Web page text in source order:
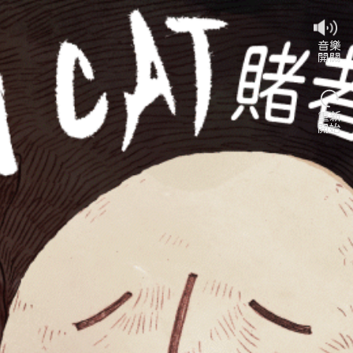
音樂
開關
重新
開始